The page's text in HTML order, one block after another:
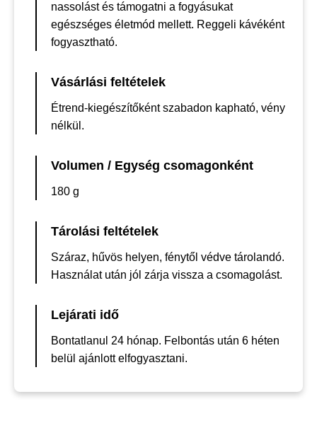
nassolást és támogatni a fogyásukat
egészséges életmód mellett. Reggeli kávéként
fogyasztható.
Vásárlási feltételek
Étrend-kiegészítőként szabadon kapható, vény
nélkül.
Volumen / Egység csomagonként
180 g
Tárolási feltételek
Száraz, hűvös helyen, fénytől védve tárolandó.
Használat után jól zárja vissza a csomagolást.
Lejárati idő
Bontatlanul 24 hónap. Felbontás után 6 héten
belül ajánlott elfogyasztani.